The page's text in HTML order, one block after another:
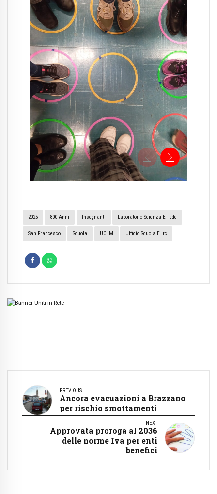
2025 800 Anni Insegnanti Laboratorio Scienza E Fede
San Francesco Scuola UCIIM Ufficio Scuola E Irc
PREVIOUS
Ancora evacuazioni a Brazzano
per rischio smottamenti
NEXT
Approvata proroga al 2036
delle norme Iva per enti
benefici